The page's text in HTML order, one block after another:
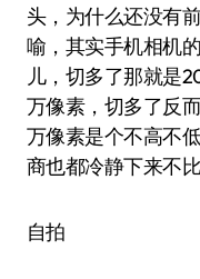
头，为什么还没有
喻，其实手机相机
儿，切多了那就是
万像素，切多了反
万像素是个不高不
商也都冷静下来不
自拍